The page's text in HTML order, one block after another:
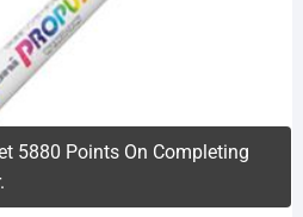
5880 Points On Completing